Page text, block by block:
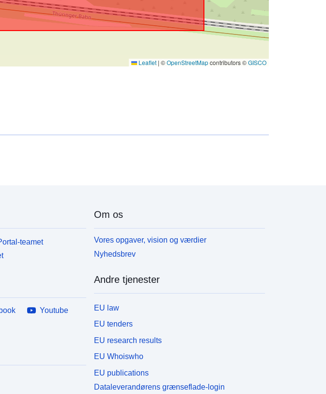
Leaflet | ©OpenStreetMapcontributors ©GISCO
teamet
Youtube
Om os
Vores opgaver, vision og værdier
Nyhedsbrev
Andre tjenester
EU law
EU tenders
EU research results
EU Whoiswho
EU publications
Dataleverandørens grænseflade-login